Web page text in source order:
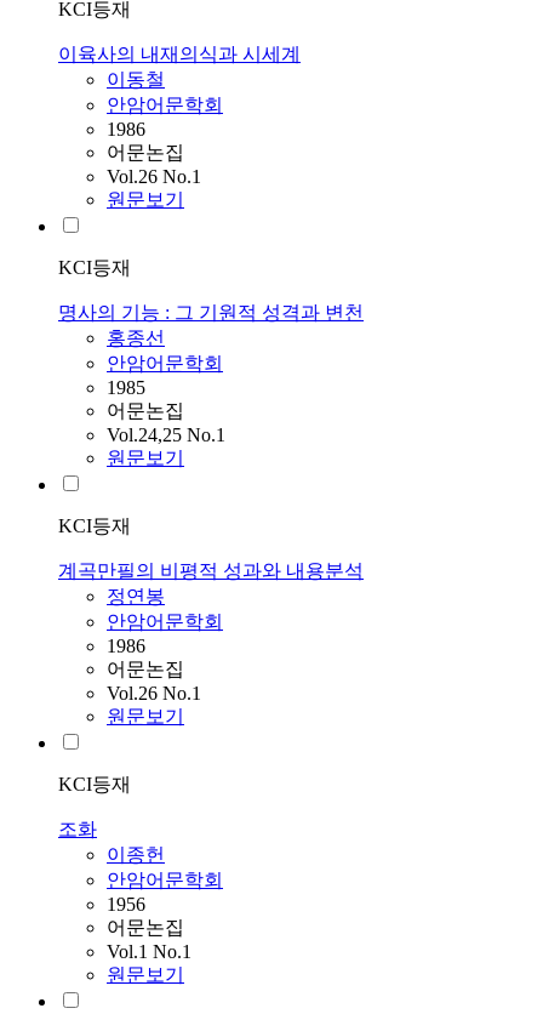
KCI등재
이육사의 내재의식과 시세계
이동철
안암어문학회
1986
어문논집
Vol.26 No.1
원문보기
KCI등재
명사의 기능 : 그 기원적 성격과 변천
홍종선
안암어문학회
1985
어문논집
Vol.24,25 No.1
원문보기
KCI등재
계곡만필의 비평적 성과와 내용분석
정연봉
안암어문학회
1986
어문논집
Vol.26 No.1
원문보기
KCI등재
조화
이종헌
안암어문학회
1956
어문논집
Vol.1 No.1
원문보기